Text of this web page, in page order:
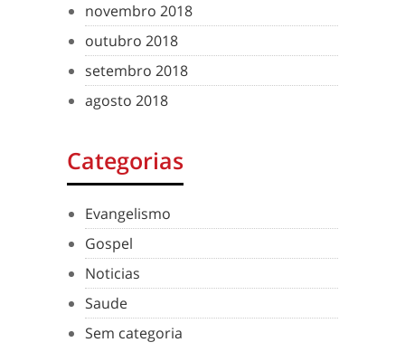
novembro 2018
outubro 2018
setembro 2018
agosto 2018
Categorias
Evangelismo
Gospel
Noticias
Saude
Sem categoria